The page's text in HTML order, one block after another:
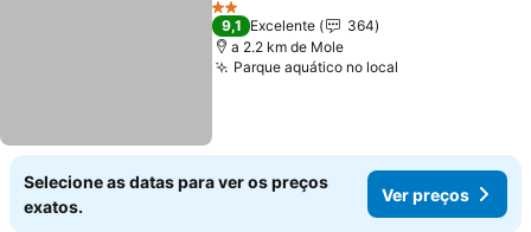
2 Estrelas
9,1 Excelente
364
a 2.2 km de Mole
Parque aquático no local
Selecione as datas para ver os preços
exatos.
Ver preços